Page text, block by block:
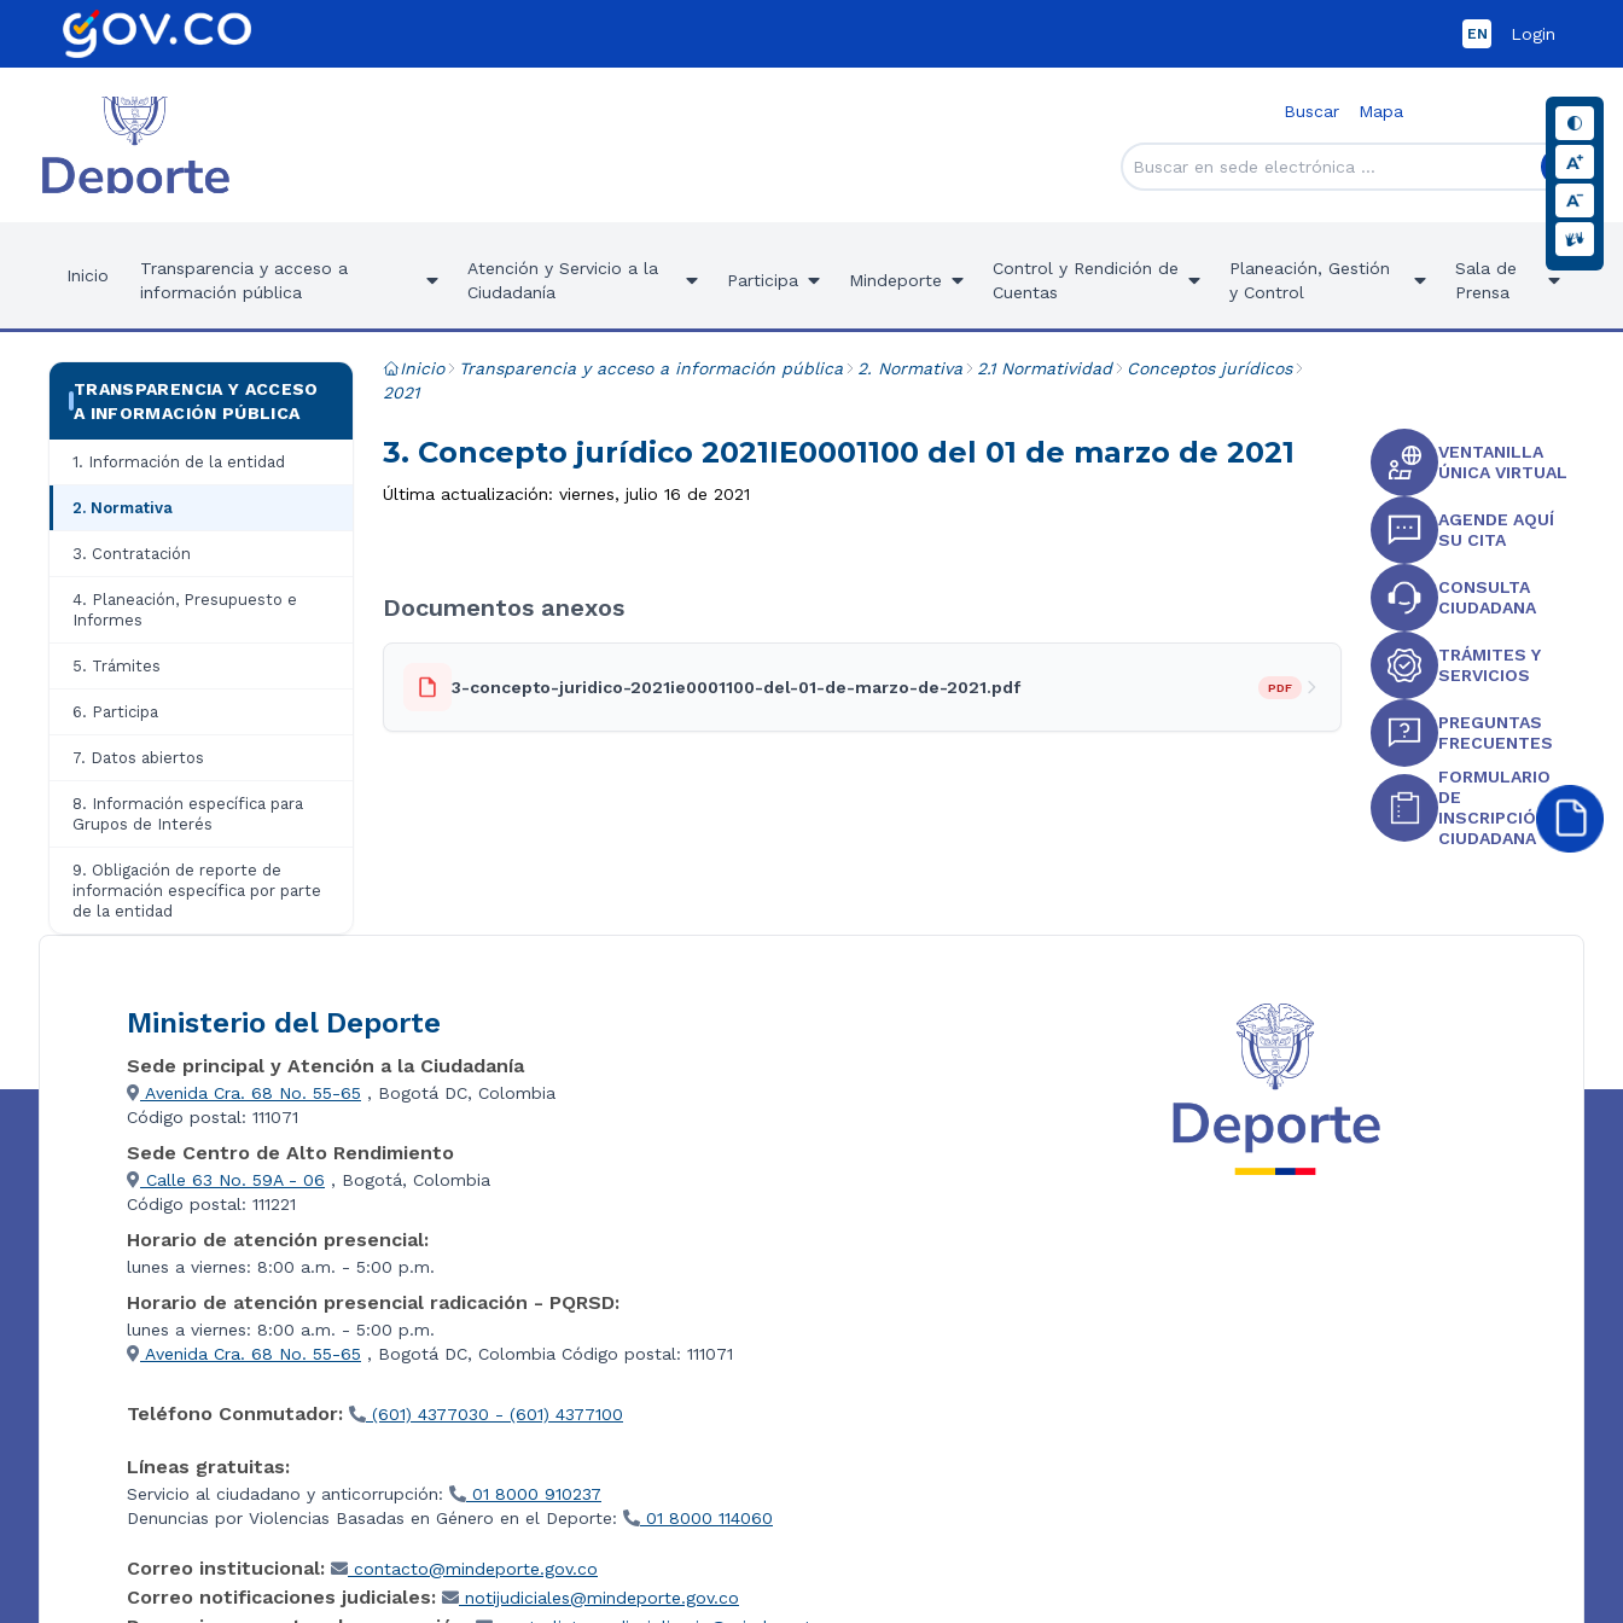
EN Login
Buscar Mapa
Inicio
Transparencia y acceso a
información pública
Atención y Servicio a la
Ciudadanía
Participa Mindeporte
Control y Rendición de
Cuentas
Planeación, Gestión
y Control
Sala de
Prensa
TRANSPARENCIA Y ACCESO
A INFORMACIÓN PÚBLICA
1. Información de la entidad
2. Normativa
3. Contratación
4. Planeación, Presupuesto e
Informes
5. Trámites
6. Participa
7. Datos abiertos
8. Información específica para
Grupos de Interés
9. Obligación de reporte de
información específica por parte
de la entidad
Inicio Transparencia y acceso a información pública 2. Normativa 2.1 Normatividad
Conceptos jurídicos
2021
3. Concepto jurídico 2021IE0001100 del 01 de marzo de 2021
Última actualización: viernes, julio 16 de 2021
Documentos anexos
3-concepto-juridico-2021ie0001100-del-01-de-marzo-de-2021.pdf PDF
VENTANILLA
ÚNICA VIRTUAL
AGENDE AQUÍ
SU CITA
CONSULTA
CIUDADANA
TRÁMITES Y
SERVICIOS
PREGUNTAS
FRECUENTES
FORMULARIO
DE
INSCRIPCIÓN
CIUDADANA
Ministerio del Deporte
Sede principal y Atención a la Ciudadanía
Avenida Cra. 68 No. 55-65 , Bogotá DC, Colombia
Código postal: 111071
Sede Centro de Alto Rendimiento
Calle 63 No. 59A - 06 , Bogotá, Colombia
Código postal: 111221
Horario de atención presencial:
lunes a viernes: 8:00 a.m. - 5:00 p.m.
Horario de atención presencial radicación - PQRSD:
lunes a viernes: 8:00 a.m. - 5:00 p.m.
Avenida Cra. 68 No. 55-65 , Bogotá DC, Colombia Código postal: 111071
Teléfono Conmutador: (601) 4377030 - (601) 4377100
Líneas gratuitas:
Servicio al ciudadano y anticorrupción:
01 8000 910237
Denuncias por Violencias Basadas en Género en el Deporte:
01 8000 114060
Correo institucional: contacto@mindeporte.gov.co
Correo notificaciones judiciales: notijudiciales@mindeporte.gov.co